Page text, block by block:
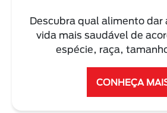
Descubra qual alimento dar
vida mais saudável de
espécie, raça,
CONHEÇA